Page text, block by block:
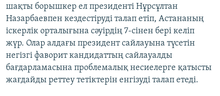
шақты борышкер ел президенті Нұрсұлтан
Назарбаевпен кездестіруді талап етіп, Астананың
іскерлік орталығына сәуірдің 7-сінен бері келіп
жүр. Олар алдағы президент сайлауына түсетін
негізгі фаворит кандидаттың сайлауалды
бағдарламасына проблемалық несиелерге қатысты
жағдайды реттеу тетіктерін енгізуді талап етеді.